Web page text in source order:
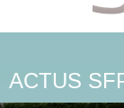
ACTUS